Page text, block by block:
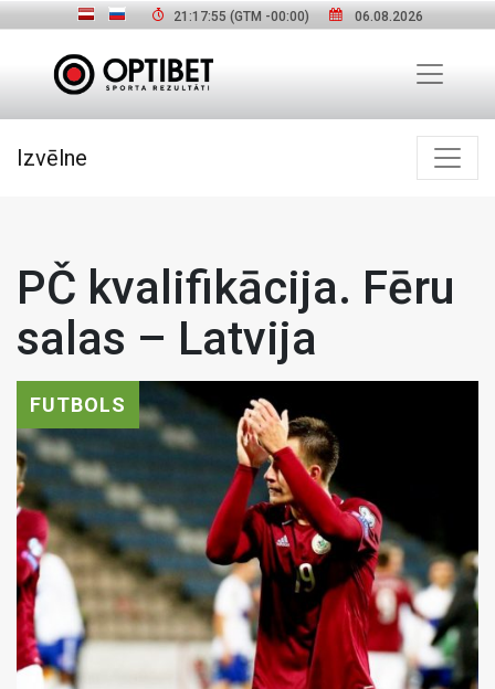
21:17:56 (GTM -00:00) 06.08.2026
Izvēlne
PČ kvalifikācija. Fēru
salas – Latvija
FUTBOLS